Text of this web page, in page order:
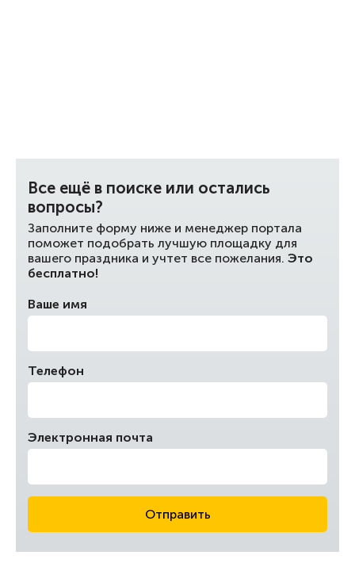
Все ещё в поиске или остались
вопросы?
Заполните форму ниже и менеджер портала
поможет подобрать лучшую площадку для
вашего праздника и учтет все пожелания. Это
бесплатно!
Ваше имя
Телефон
Электронная почта
Отправить